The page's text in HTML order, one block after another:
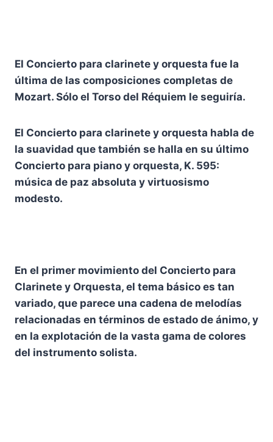
El Concierto para clarinete y orquesta fue la
última de las composiciones completas de
Mozart. Sólo el Torso del Réquiem le seguiría.
El Concierto para clarinete y orquesta habla de
la suavidad que también se halla en su último
Concierto para piano y orquesta, K. 595:
música de paz absoluta y virtuosismo
modesto.
En el primer movimiento del Concierto para
Clarinete y Orquesta, el tema básico es tan
variado, que parece una cadena de melodías
relacionadas en términos de estado de ánimo, y
en la explotación de la vasta gama de colores
del instrumento solista.